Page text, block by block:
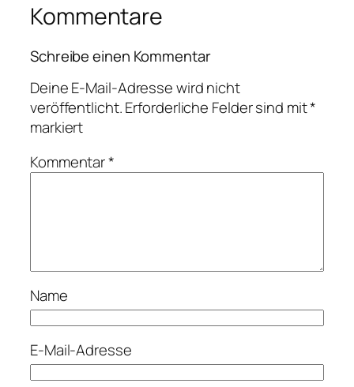
Kommentare
Schreibe einen Kommentar
Deine E-Mail-Adresse wird nicht
veröffentlicht.Erforderliche Felder sind mit*
markiert
Kommentar*
Name
E-Mail-Adresse